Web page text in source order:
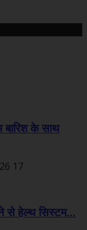
के साथ
17
से हेल्थ सिस्टम...